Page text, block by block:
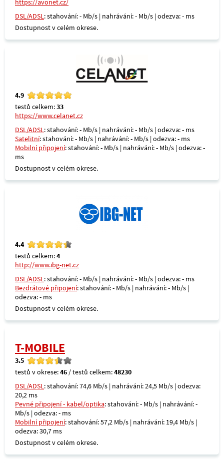
https://avonet.cz/
DSL/ADSL: stahování: - Mb/s | nahrávání: - Mb/s | odezva: - ms
Dostupnost v celém okrese.
4.9
testů celkem:33
https://www.celanet.cz
DSL/ADSL: stahování: - Mb/s | nahrávání: - Mb/s | odezva: - ms
Satelitní: stahování: - Mb/s | nahrávání: - Mb/s | odezva: - ms
Mobilní připojení: stahování: - Mb/s | nahrávání: - Mb/s | odezva: -
ms
Dostupnost v celém okrese.
4.4
testů celkem:4
http://www.ibg-net.cz
DSL/ADSL: stahování: - Mb/s | nahrávání: - Mb/s | odezva: - ms
Bezdrátové připojení: stahování: - Mb/s | nahrávání: - Mb/s |
odezva: - ms
Dostupnost v celém okrese.
T-MOBILE
3.5
testů v okrese:46 / testů celkem:48230
DSL/ADSL: stahování: 74,6 Mb/s | nahrávání: 24,5 Mb/s | odezva:
20,2 ms
Pevné připojení - kabel/optika: stahování: - Mb/s | nahrávání: -
Mb/s | odezva: - ms
Mobilní připojení: stahování: 57,2 Mb/s | nahrávání: 19,4 Mb/s |
odezva: 30,7 ms
Dostupnost v celém okrese.